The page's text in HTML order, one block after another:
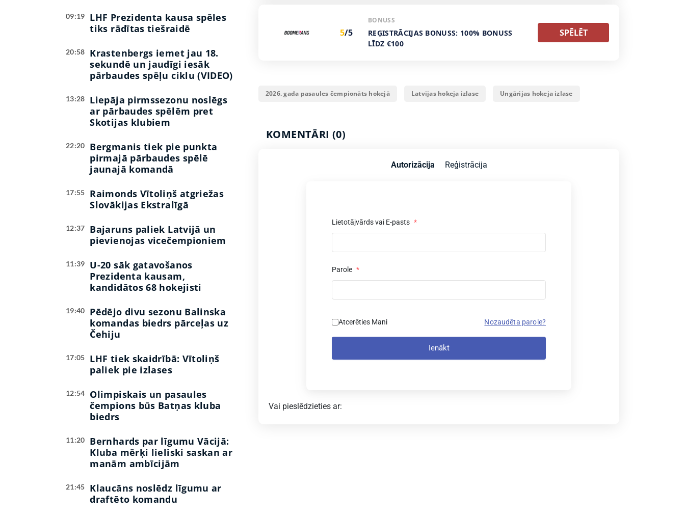
09:19
LHF Prezidenta kausa spēles
tiks rādītas tiešraidē
20:58
Krastenbergs iemet jau 18.
sekundē un jaudīgi iesāk
pārbaudes spēļu ciklu (VIDEO)
13:28
Liepāja pirmssezonu noslēgs
ar pārbaudes spēlēm pret
Skotijas klubiem
22:20
Bergmanis tiek pie punkta
pirmajā pārbaudes spēlē
jaunajā komandā
17:55
Raimonds Vītoliņš atgriežas
Slovākijas Ekstralīgā
12:37
Bajaruns paliek Latvijā un
pievienojas vicečempioniem
11:39
U-20 sāk gatavošanos
Prezidenta kausam,
kandidātos 68 hokejisti
19:40
Pēdējo divu sezonu Balinska
komandas biedrs pārceļas uz
Čehiju
17:05
LHF tiek skaidrībā: Vītoliņš
paliek pie izlases
12:54
Olimpiskais un pasaules
čempions būs Batņas kluba
biedrs
11:20
Bernhards par līgumu Vācijā:
Kluba mērķi lieliski saskan ar
manām ambīcijām
21:45
Klaucāns noslēdz līgumu ar
draftēto komandu
5/5
BONUSS
REĢISTRĀCIJAS BONUSS: 100% BONUSS
LĪDZ €100
SPĒLĒT
2026. gada pasaules čempionāts hokejā Latvijas hokeja izlase Ungārijas hokeja izlase
KOMENTĀRI (0)
Autorizācija Reģistrācija
Lietotājvārds vai E-pasts *
Parole *
Atcerēties Mani Nozaudēta parole?
Ienākt
Vai pieslēdzieties ar: